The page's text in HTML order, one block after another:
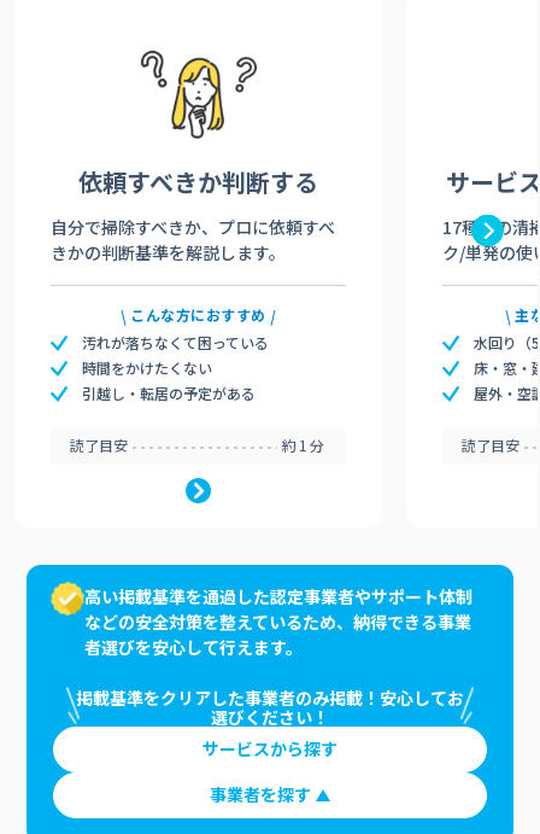
依頼すべきか判断する
自分で掃除すべきか、プロに依頼すべ
きかの判断基準を解説します。
こんな方におすすめ
汚れが落ちなくて困っている
時間をかけたくない
引越し・転居の予定がある
読了目安 約1分
サービ
17種類の清
ク/単発の使
主
水回り（
床・窓・
屋外・空
読了目安
高い掲載基準を通過した認定事業者やサポート体制
などの安全対策を整えているため、納得できる事業
者選びを安心して行えます。
掲載基準をクリアした事業者のみ掲載！安心してお
選びください！
サービスから探す
事業者を探す